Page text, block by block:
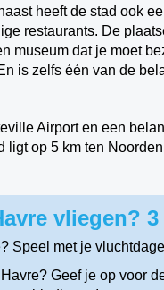
heeft de stad ook
restaurants. De
museum dat je moet
is zelfs één van de
Airport en een
ligt op 5 km ten
vliegen?
Speel met je
Geef je op voor